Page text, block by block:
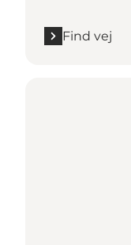
Find vej